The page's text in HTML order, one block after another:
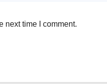
next time I comment.